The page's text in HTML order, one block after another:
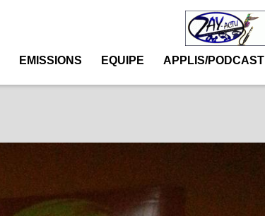
EMISSIONS EQUIPE APPLIS/PODCAST